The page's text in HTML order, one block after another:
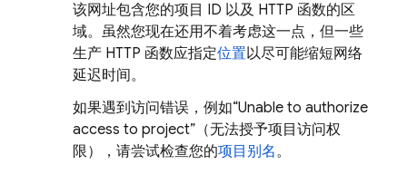
该网址包含您的项目 ID 以及 HTTP 函数的区
域。虽然您现在还用不着考虑这一点，但一些
生产 HTTP 函数应指定位置以尽可能缩短网络
延迟时间。
如果遇到访问错误，例如“Unable to authorize
access to project”（无法授予项目访问权
限），请尝试检查您的项目别名。